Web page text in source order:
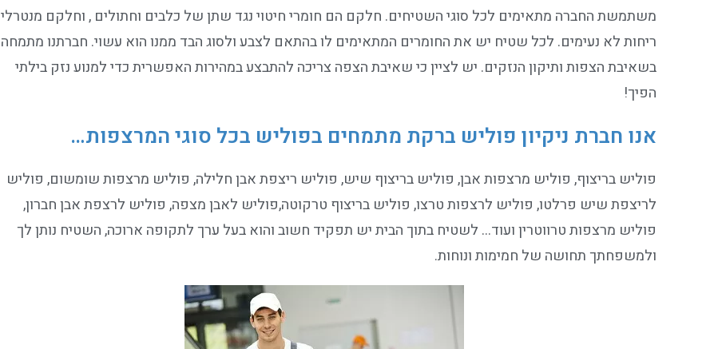
משתמשת החברה מתאימים לכל סוגי השטיחים. חלקם הם חומרי חיטוי נגד שתן של כלבים וחתולים , וחלקם מנטרלי
ריחות לא נעימים. לכל שטיח יש את החומרים המתאימים לו בהתאם לצבע ולסוג הבד ממנו הוא עשוי. חברתנו מתמחה
בשאיבת הצפות ותיקון הנזקים. יש לציין כי שאיבת הצפה צריכה להתבצע במהירות האפשרית כדי למנוע נזק בילתי
הפיך!
אנו חברת ניקיון פוליש ברקת מתמחים בפוליש בכל סוגי המרצפות…
פוליש בריצוף, פוליש מרצפות אבן, פוליש בריצוף שיש, פוליש ריצפת אבן חלילה, פוליש מרצפות שומשום, פוליש
לריצפת שיש פרלטו, פוליש לרצפות טרצו, פוליש בריצוף טרקוטה,פוליש לאבן מצפה, פוליש לרצפת אבן חברון,
פוליש מרצפות טרווטרין ועוד… לשטיח בתוך הבית יש תפקיד חשוב והוא בעל ערך לתקופה ארוכה, השטיח נותן לך
ולמשפחתך תחושה של חמימות ונוחות.